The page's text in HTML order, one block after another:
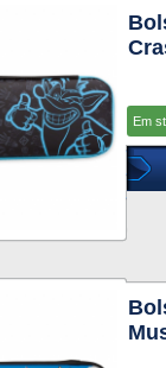
Em